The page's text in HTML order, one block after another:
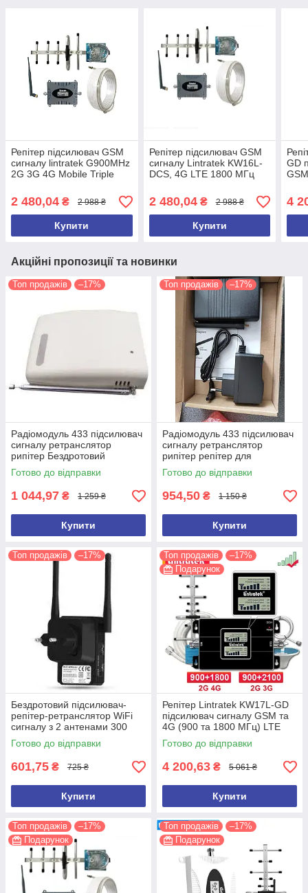
Репітер підсилювач GSM
сигналу lintratek G900MHz
2G 3G 4G Mobile Triple
GSM-S (з антенами)
2 480,04 ₴ 2 988 ₴
Купити
Репітер підсилювач GSM
сигналу Lintratek KW16L-
DCS, 4G LTE 1800 МГц
антенами та кабелями)
2 480,04₴ 2 988 ₴
Купити
GD
4
Акційні пропозиції та новинки
Топ продажів –17%
Радіомодуль 433 підсилювач
сигналу ретранслятор
рипітер Бездротовий
ретранслятор FD-02
Готово до відправки
1 044,97 ₴ 1 259 ₴
Купити
Топ продажів –17%
Радіомодуль 433 підсилювач
сигналу ретранслятор
рипітер репітер для
сигналізацій ПОТУЖНИЙ
Готово до відправки
954,50 ₴ 1 150 ₴
Купити
Топ продажів –17%
Бездротовий підсилювач-
репітер-ретранслятор WiFi
сигналу з 2 антенами 300
Мбіт/с. Репітер Wavlink N300
WL-WN
Готово до відправки
601,75 ₴ 725 ₴
Купити
Топ продажів
–17%
Подарунок
Репітер Lintratek KW17L-GD
підсилювач сигналу GSM та
4G (900 та 1800 МГц) LTE
Готово до відправки
4 200,63 ₴ 5 061 ₴
Купити
Топ продажів
–17%
Подарунок
Топ продажів
–17%
Подарунок